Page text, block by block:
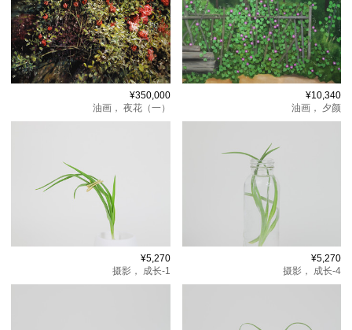
¥350,000
油画， 夜花（一）
¥10,340
油画，
夕颜
¥5,270
摄影，
成长-1
¥5,270
摄影，
成长-4